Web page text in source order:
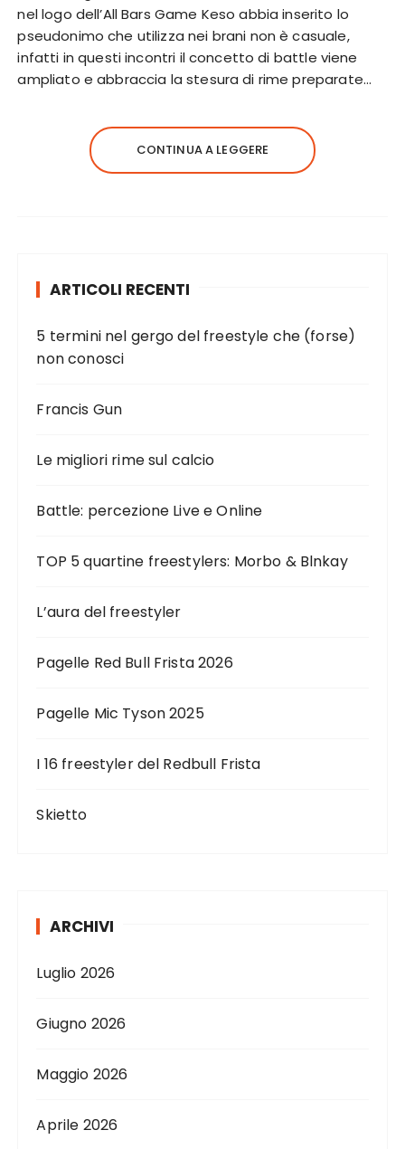
nel logo dell’All Bars Game Keso abbia inserito lo
pseudonimo che utilizza nei brani non è casuale,
infatti in questi incontri il concetto di battle viene
ampliato e abbraccia la stesura di rime preparate…
CONTINUA A LEGGERE
ARTICOLI RECENTI
5 termini nel gergo del freestyle che (forse)
non conosci
Francis Gun
Le migliori rime sul calcio
Battle: percezione Live e Online
TOP 5 quartine freestylers: Morbo & Blnkay
L’aura del freestyler
Pagelle Red Bull Frista 2026
Pagelle Mic Tyson 2025
I 16 freestyler del Redbull Frista
Skietto
ARCHIVI
Luglio 2026
Giugno 2026
Maggio 2026
Aprile 2026